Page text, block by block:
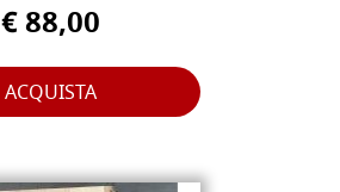
€ 88,00
ACQUISTA